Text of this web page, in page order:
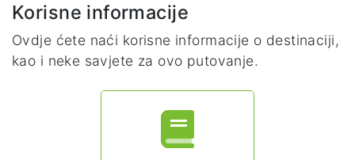
Korisne informacije
Ovdje ćete naći korisne informacije o destinaciji,
kao i neke savjete za ovo putovanje.